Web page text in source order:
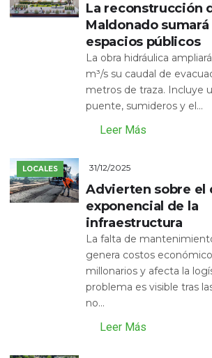
La reconstrucción
Maldonado
espacios públicos
La obra hidráulica
m³/s su caudal de
metros de traza. Incluye
puente, sumideros y el...
Leer Más
LOCALES 31/12/2025
Advierten sobre el
exponencial de la
infraestructura
La falta de
genera costos
millonarios y afecta la
problema es visible tras
no...
Leer Más